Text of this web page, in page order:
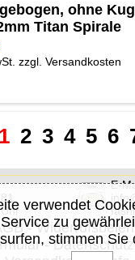
ohne
Titan Spirale
zzgl. Versandkosten
1 2 3 4 5 6
E-
-
-
verwendet
zu
stimmen Sie